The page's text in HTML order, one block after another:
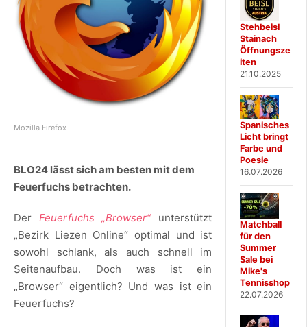
Mozilla Firefox
BLO24 lässt sich am besten mit dem
Feuerfuchs betrachten.
Der Feuerfuchs „Browser“unterstützt
„Bezirk Liezen Online“ optimal und ist
sowohl schlank, als auch schnell im
Seitenaufbau. Doch was ist ein
„Browser“ eigentlich? Und was ist ein
Feuerfuchs?
Stehbeisl
Stainach
Öffnungsze
iten
21.10.2025
Spanisches
Licht bringt
Farbe und
Poesie
16.07.2026
Matchball
für den
Summer
Sale bei
Mike's
Tennisshop
22.07.2026